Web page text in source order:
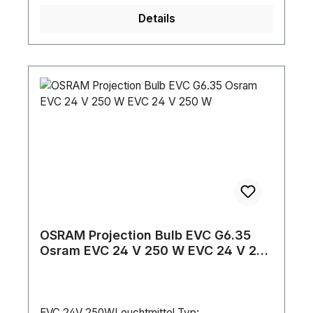
Details
OSRAM Projection Bulb EVC G6.35
Osram EVC 24 V 250 W EVC 24 V 250